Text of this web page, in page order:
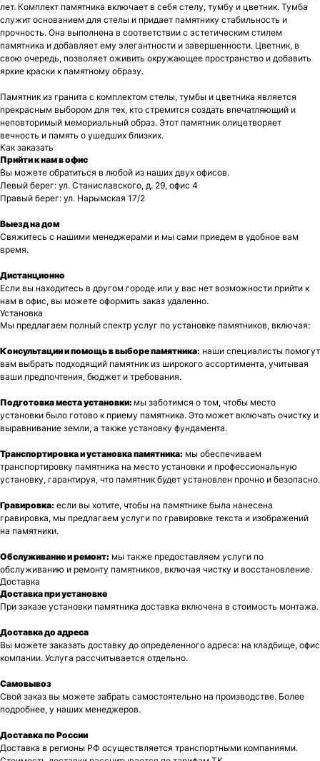
лет. Комплект памятника включает в себя стелу, тумбу и цветник. Тумба
служит основанием для стелы и придает памятнику стабильность и
прочность. Она выполнена в соответствии с эстетическим стилем
памятника и добавляет ему элегантности и завершенности. Цветник, в
свою очередь, позволяет оживить окружающее пространство и добавить
яркие краски к памятному образу.
Памятник из гранита с комплектом стелы, тумбы и цветника является
прекрасным выбором для тех, кто стремится создать впечатляющий и
неповторимый мемориальный образ. Этот памятник олицетворяет
вечность и память о ушедших близких.
Как заказать
Прийти к нам в офис
Вы можете обратиться в любой из наших двух офисов.
Левый берег: ул. Станиславского, д. 29, офис 4
Правый берег: ул. Нарымская 17/2
Выезд на дом
Свяжитесь с нашими менеджерами и мы сами приедем в удобное вам
время.
Дистанционно
Если вы находитесь в другом городе или у вас нет возможности прийти к
нам в офис, вы можете оформить заказ удаленно.
Установка
Мы предлагаем полный спектр услуг по установке памятников, включая:
Консультации и помощь в выборе памятника: наши специалисты помогут
вам выбрать подходящий памятник из широкого ассортимента, учитывая
ваши предпочтения, бюджет и требования.
Подготовка места установки: мы заботимся о том, чтобы место
установки было готово к приему памятника. Это может включать очистку и
выравнивание земли, а также установку фундамента.
Транспортировка и установка памятника: мы обеспечиваем
транспортировку памятника на место установки и профессиональную
установку, гарантируя, что памятник будет установлен прочно и безопасно.
Гравировка: если вы хотите, чтобы на памятнике была нанесена
гравировка, мы предлагаем услуги по гравировке текста и изображений
на памятники.
Обслуживание и ремонт: мы также предоставляем услуги по
обслуживанию и ремонту памятников, включая чистку и восстановление.
Доставка
Доставка при установке
При заказе установки памятника доставка включена в стоимость монтажа.
Доставка до адреса
Вы можете заказать доставку до определенного адреса: на кладбище, офис
компании. Услуга рассчитывается отдельно.
Самовывоз
Свой заказ вы можете забрать самостоятельно на производстве. Более
подробнее, у наших менеджеров.
Доставка по России
Доставка в регионы РФ осуществляется транспортными компаниями.